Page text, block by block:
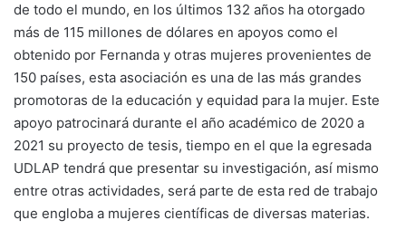
de todo el mundo, en los últimos 132 años ha otorgado
más de 115 millones de dólares en apoyos como el
obtenido por Fernanda y otras mujeres provenientes de
150 países, esta asociación es una de las más grandes
promotoras de la educación y equidad para la mujer. Este
apoyo patrocinará durante el año académico de 2020 a
2021 su proyecto de tesis, tiempo en el que la egresada
UDLAP tendrá que presentar su investigación, así mismo
entre otras actividades, será parte de esta red de trabajo
que engloba a mujeres científicas de diversas materias.